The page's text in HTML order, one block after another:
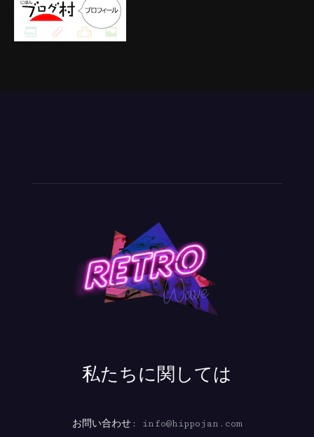
私たちに関しては
お問い合わせ: info@hippojan.com